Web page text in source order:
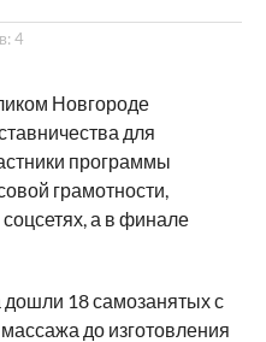
4
Новгороде
для
программы
грамотности,
а в финале
18 самозанятых с
до изготовления